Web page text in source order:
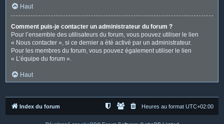
Haut
Comment puis-je contacter un administrateur du forum ?
Pour l’ensemble des utilisateurs du forum, vous pouvez utiliser le lien
« Nous contacter », si ce dernier a été activé par un administrateur.
Pour les membres du forum, vous pouvez également utiliser le lien
« L’équipe du forum ».
Haut
Index du forum Heures au format UTC+02:00